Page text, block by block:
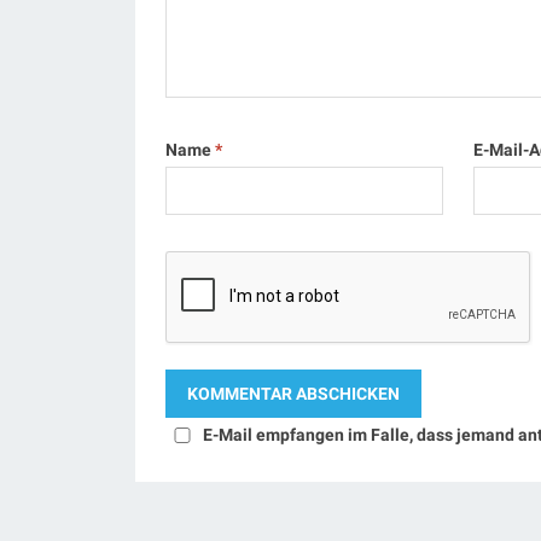
Name* E-Mail-
E-Mail empfangen im Falle, dass jemand